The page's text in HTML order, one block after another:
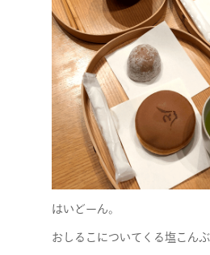
はいどーん。
おしるこについてくる塩こんぶ